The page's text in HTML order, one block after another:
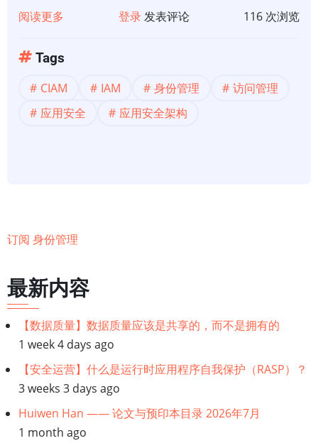
阅读更多
安
全
习
份
访
问
管
理
统
登录发表评论 116 次浏览
Tags
CIAM IAM 身份管理
访问管理
应用安全
应用安全架构
订阅 身份管理
最新内容
【数据质量】数据质量应该是共享的，而不是拥有的
1 week 4 days ago
【安全运营】什么是运行时应用程序自我保护（RASP）？
3 weeks 3 days ago
Huiwen Han —— 论文与预印本目录 2026年7月
1 month ago